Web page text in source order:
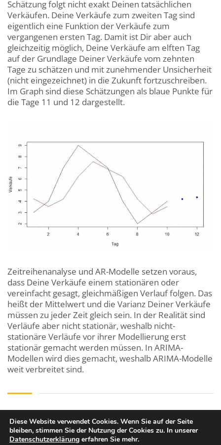
Schätzung folgt nicht exakt Deinen tatsächlichen
Verkäufen. Deine Verkäufe zum zweiten Tag sind
eigentlich eine Funktion der Verkäufe zum
vergangenen ersten Tag. Damit ist Dir aber auch
gleichzeitig möglich, Deine Verkäufe am elften Tag
auf der Grundlage Deiner Verkäufe vom zehnten
Tage zu schätzen und mit zunehmender Unsicherheit
(nicht eingezeichnet) in die Zukunft fortzuschreiben.
Im Graph sind diese Schätzungen als blaue Punkte für
die Tage 11 und 12 dargestellt.
Zeitreihenanalyse und AR-Modelle setzen voraus,
dass Deine Verkäufe einem stationären oder
vereinfacht gesagt, gleichmäßigen Verlauf folgen. Das
heißt der Mittelwert und die Varianz Deiner Verkäufe
müssen zu jeder Zeit gleich sein. In der Realität sind
Verläufe aber nicht stationär, weshalb nicht-
stationäre Verläufe vor ihrer Modellierung erst
stationär gemacht werden müssen. In ARIMA-
Modellen wird dies gemacht, weshalb ARIMA-Modelle
weit verbreitet sind.
Copyright © 2026 Mentorium GmbH. All Rights Reserved.
Diese Website verwendet Cookies. Wenn Sie auf der Seite
bleiben, stimmen Sie der Nutzung der Cookies zu. In unserer
Datenschutzerklärung erfahren Sie mehr.